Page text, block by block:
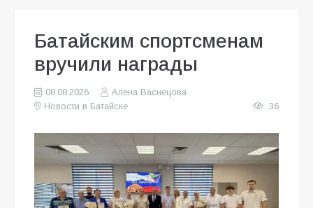
Батайским спортсменам
вручили награды
08.08.2026
Алена Васнецова
Новости в Батайске
36